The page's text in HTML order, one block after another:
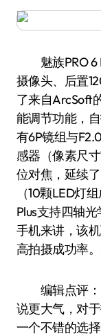
魅族PRO 6
摄像头、后置
了来自ArcSoft
能调节功能，
有6P镜组与
感器（像素尺
位对焦，延续
（10颗LED灯
Plus支持四轴
手机来讲，该
高拍摄成功率
编辑点评：
说更大气，对
一个不错的选